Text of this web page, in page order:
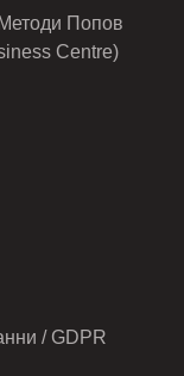
Попов
Centre)
/ GDPR